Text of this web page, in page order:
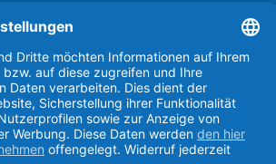
zu aqua-technik-shop.de
zu aquatechnik
Support bei aquatechnik
facebook
auf youtube
bei linkedIn